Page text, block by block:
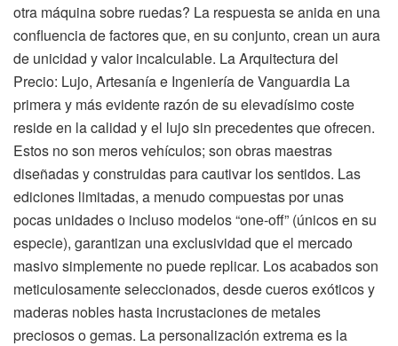
otra máquina sobre ruedas? La respuesta se anida en una
confluencia de factores que, en su conjunto, crean un aura
de unicidad y valor incalculable. La Arquitectura del
Precio: Lujo, Artesanía e Ingeniería de Vanguardia La
primera y más evidente razón de su elevadísimo coste
reside en la calidad y el lujo sin precedentes que ofrecen.
Estos no son meros vehículos; son obras maestras
diseñadas y construidas para cautivar los sentidos. Las
ediciones limitadas, a menudo compuestas por unas
pocas unidades o incluso modelos “one-off” (únicos en su
especie), garantizan una exclusividad que el mercado
masivo simplemente no puede replicar. Los acabados son
meticulosamente seleccionados, desde cueros exóticos y
maderas nobles hasta incrustaciones de metales
preciosos o gemas. La personalización extrema es la